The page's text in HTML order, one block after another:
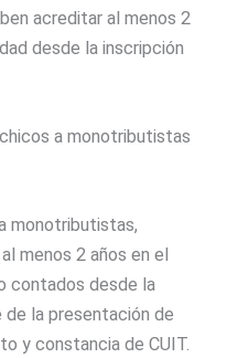
acreditar al menos 2
desde la inscripción
a monotributistas
monotributistas,
menos 2 años en el
contados desde la
de la presentación de
y constancia de CUIT.